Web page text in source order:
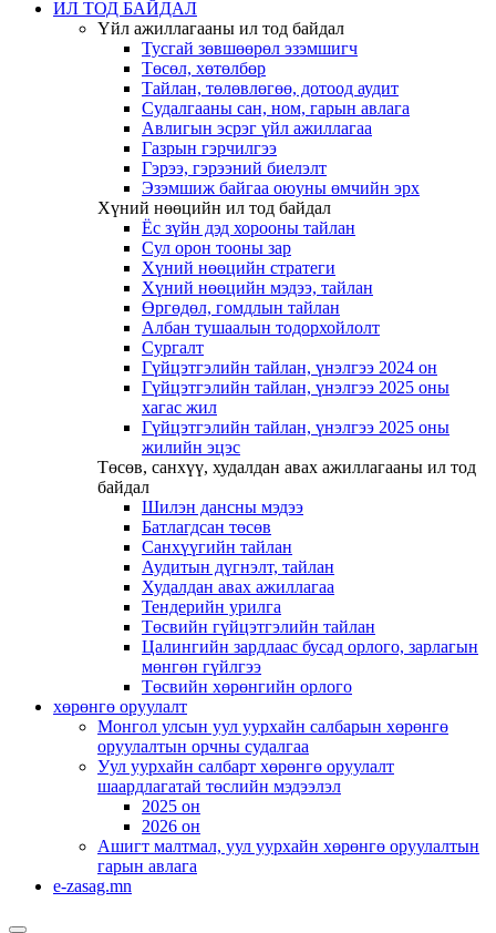
ИЛ ТОД БАЙДАЛ
Үйл ажиллагааны ил тод байдал
Тусгай зөвшөөрөл эзэмшигч
Төсөл, хөтөлбөр
Тайлан, төлөвлөгөө, дотоод аудит
Судалгааны сан, ном, гарын авлага
Авлигын эсрэг үйл ажиллагаа
Газрын гэрчилгээ
Гэрээ, гэрээний биелэлт
Эзэмшиж байгаа оюуны өмчийн эрх
Хүний нөөцийн ил тод байдал
Ёс зүйн дэд хорооны тайлан
Сул орон тооны зар
Хүний нөөцийн стратеги
Хүний нөөцийн мэдээ, тайлан
Өргөдөл, гомдлын тайлан
Албан тушаалын тодорхойлолт
Сургалт
Гүйцэтгэлийн тайлан, үнэлгээ 2024 он
Гүйцэтгэлийн тайлан, үнэлгээ 2025 оны
хагас жил
Гүйцэтгэлийн тайлан, үнэлгээ 2025 оны
жилийн эцэс
Төсөв, санхүү, худалдан авах ажиллагааны ил тод
байдал
Шилэн дансны мэдээ
Батлагдсан төсөв
Санхүүгийн тайлан
Аудитын дүгнэлт, тайлан
Худалдан авах ажиллагаа
Тендерийн урилга
Төсвийн гүйцэтгэлийн тайлан
Цалингийн зардлаас бусад орлого, зарлагын
мөнгөн гүйлгээ
Төсвийн хөрөнгийн орлого
хөрөнгө оруулалт
Монгол улсын уул уурхайн салбарын хөрөнгө
оруулалтын орчны судалгаа
Уул уурхайн салбарт хөрөнгө оруулалт
шаардлагатай төслийн мэдээлэл
2025 он
2026 он
Ашигт малтмал, уул уурхайн хөрөнгө оруулалтын
гарын авлага
e-zasag.mn